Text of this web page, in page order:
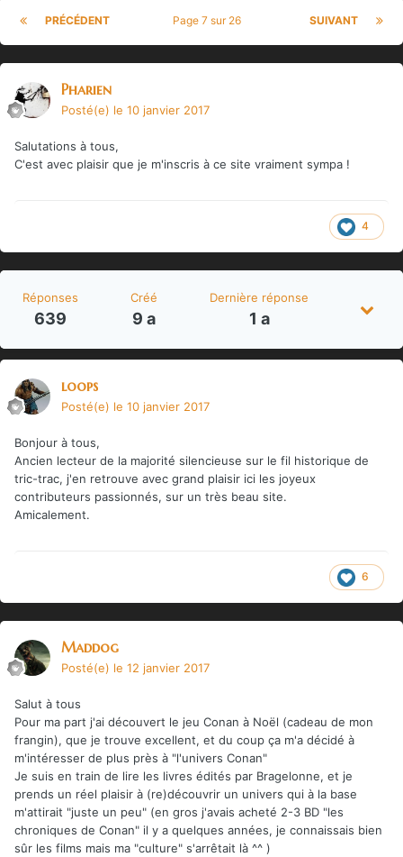
PRÉCÉDENT SUIVANT
Page 7 sur 26
Pharien
Posté(e) le 10 janvier 2017
Salutations à tous,
C'est avec plaisir que je m'inscris à ce site vraiment sympa !
4
Réponses
639
Créé
9 a
Dernière réponse
1 a
loops
Posté(e) le 10 janvier 2017
Bonjour à tous,
Ancien lecteur de la majorité silencieuse sur le fil historique de
tric-trac, j'en retrouve avec grand plaisir ici les joyeux
contributeurs passionnés, sur un très beau site.
Amicalement.
6
Maddog
Posté(e) le 12 janvier 2017
Salut à tous
Pour ma part j'ai découvert le jeu Conan à Noël (cadeau de mon
frangin), que je trouve excellent, et du coup ça m'a décidé à
m'intéresser de plus près à "l'univers Conan"
Je suis en train de lire les livres édités par Bragelonne, et je
prends un réel plaisir à (re)découvrir un univers qui à la base
m'attirait "juste un peu" (en gros j'avais acheté 2-3 BD "les
chroniques de Conan" il y a quelques années, je connaissais bien
sûr les films mais ma "culture" s'arrêtait là ^^ )